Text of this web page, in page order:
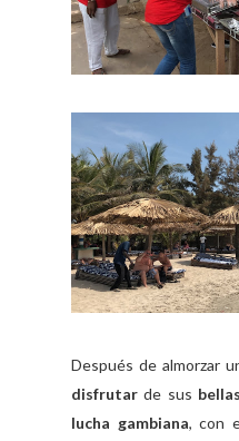
Después de almorzar
disfrutar de sus
lucha gambiana, con